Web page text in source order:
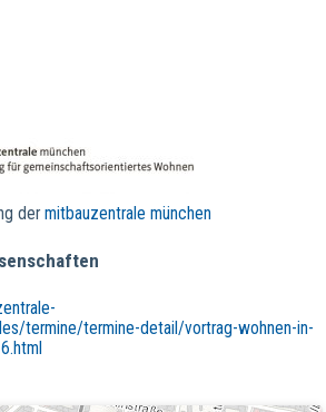
dermitbauzentrale münchen
termine/termine-detail/vortrag-wohnen-in-